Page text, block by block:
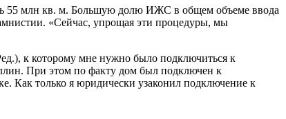
55 млн кв. м. Большую долю ИЖС в общем объеме ввода
«Сейчас, упрощая эти процедуры, мы
к которому мне нужно было подключиться к
При этом по факту дом был подключен к
Как только я юридически узаконил подключение к